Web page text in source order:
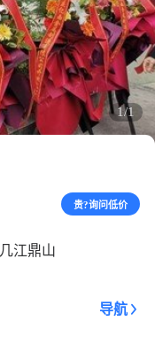
1/1
贵?询问低价
几江鼎山
导航
长按图片保存